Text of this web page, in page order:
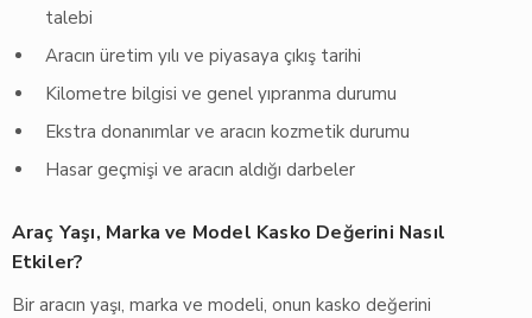
talebi
Aracın üretim yılı ve piyasaya çıkış tarihi
Kilometre bilgisi ve genel yıpranma durumu
Ekstra donanımlar ve aracın kozmetik durumu
Hasar geçmişi ve aracın aldığı darbeler
Araç Yaşı, Marka ve Model Kasko Değerini Nasıl
Etkiler?
Bir aracın yaşı, marka ve modeli, onun kasko değerini